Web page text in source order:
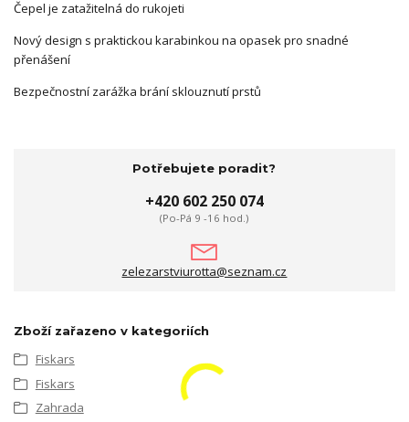
Čepel je zatažitelná do rukojeti
Nový design s praktickou karabinkou na opasek pro snadné
přenášení
Bezpečnostní zarážka brání sklouznutí prstů
Potřebujete poradit?
+420 602 250 074
(Po-Pá 9 -16 hod.)
zelezarstviurotta@seznam.cz
Zboží zařazeno v kategoriích
Fiskars
Fiskars
Zahrada